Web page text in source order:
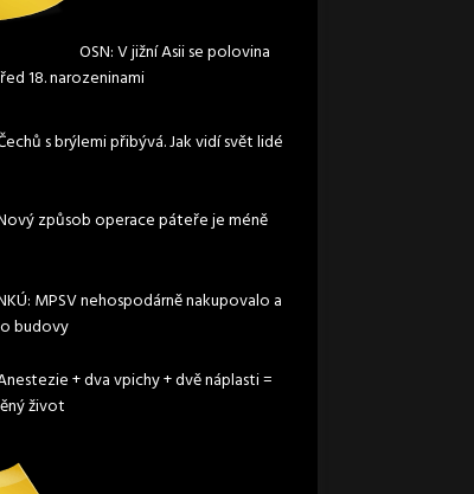
OSN: V jižní Asii se polovina
18. narozeninami
s brýlemi přibývá. Jak vidí svět lidé
způsob operace páteře je méně
MPSV nehospodárně nakupovalo a
budovy
+ dva vpichy + dvě náplasti =
život